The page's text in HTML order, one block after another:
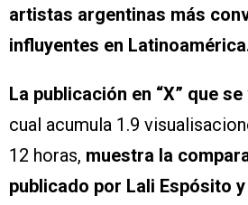
artistas argentinas más
influyentes en
La publicación en “X” que
cual acumula 1.9
12 horas, muestra la
publicado por Lali Espósito